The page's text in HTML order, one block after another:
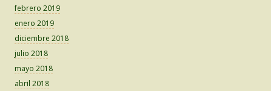
febrero 2019
enero 2019
diciembre 2018
julio 2018
mayo 2018
abril 2018